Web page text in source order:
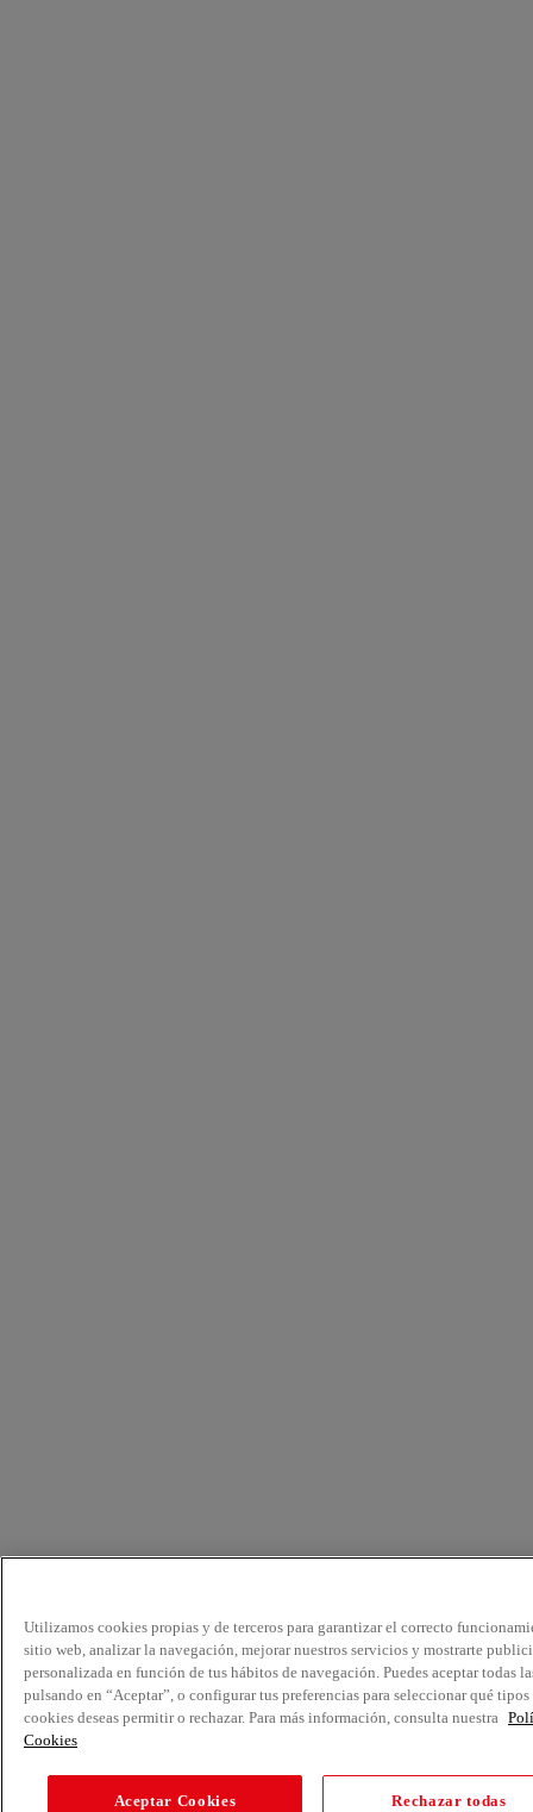
Utilizamos cookies propias y de terceros para garantizar el correcto
sitio web, analizar la navegación, mejorar nuestros servicios y mostrarte
personalizada en función de tus hábitos de navegación. Puedes aceptar todas
pulsando en “Aceptar”, o configurar tus preferencias para seleccionar qué tipos
cookies deseas permitir o rechazar. Para más información, consulta nuestra
Cookies
Aceptar Cookies Rechazar todas